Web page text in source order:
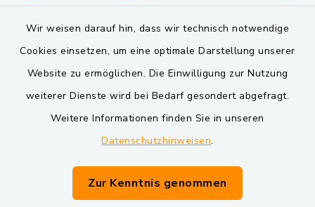
Wir weisen darauf hin, dass wir technisch notwendige
Cookies einsetzen, um eine optimale Darstellung unserer
Website zu ermöglichen. Die Einwilligung zur Nutzung
weiterer Dienste wird bei Bedarf gesondert abgefragt.
Weitere Informationen finden Sie in unseren
Datenschutzhinweisen.
Zur Kenntnis genommen
Barrierefreiheit
Impressum